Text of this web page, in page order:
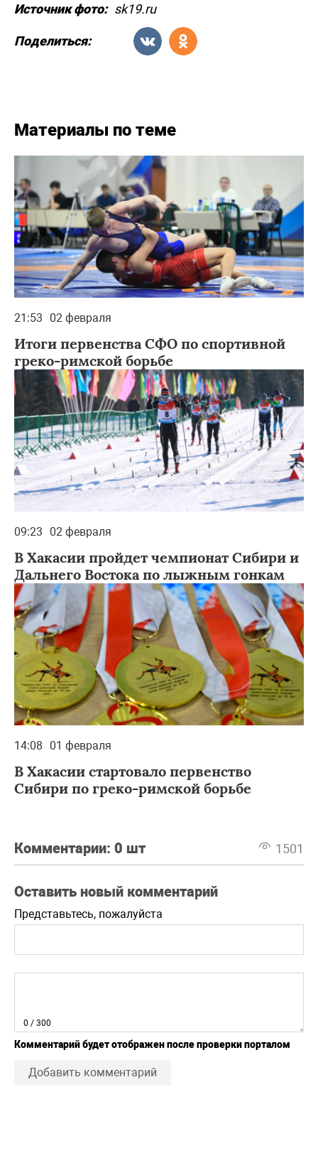
Источник фото: sk19.ru
Поделиться:
Материалы по теме
21:53 02 февраля
Итоги первенства СФО по спортивной
греко-римской борьбе
09:23 02 февраля
В Хакасии пройдет чемпионат Сибири и
Дальнего Востока по лыжным гонкам
14:08 01 февраля
В Хакасии стартовало первенство
Сибири по греко-римской борьбе
Комментарии: 0 шт 1501
Оставить новый комментарий
Представьтесь, пожалуйста
0 / 300
Комментарий будет отображен после проверки порталом
Добавить комментарий